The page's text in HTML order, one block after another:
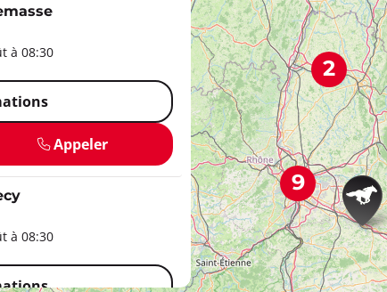
à 08:30
Appeler
à 08:30
2
9